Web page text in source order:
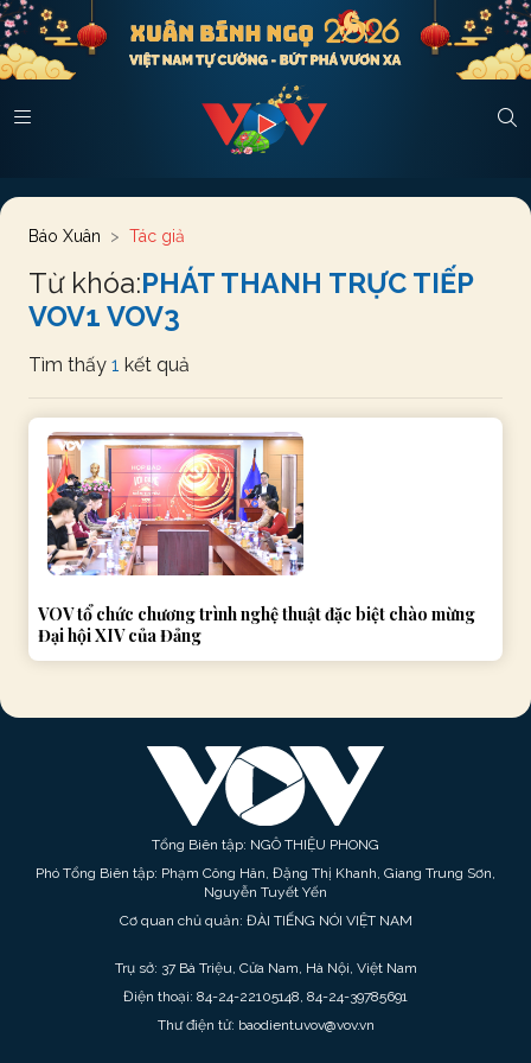
Báo Xuân Tác giả
Từ khóa:PHÁT THANH TRỰC TIẾP
VOV1 VOV3
Tìm thấy 1 kết quả
VOV tổ chức chương trình nghệ thuật đặc biệt chào mừng
Đại hội XIV của Đảng
Tổng Biên tập: NGÔ THIỆU PHONG
Phó Tổng Biên tập: Phạm Công Hân, Đặng Thị Khanh, Giang Trung Sơn,
Nguyễn Tuyết Yến
Cơ quan chủ quản: ĐÀI TIẾNG NÓI VIỆT NAM
Trụ sở: 37 Bà Triệu, Cửa Nam, Hà Nội, Việt Nam
Điện thoại: 84-24-22105148, 84-24-39785691
Thư điện tử: baodientuvov@vov.vn